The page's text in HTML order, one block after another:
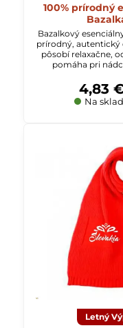
100% prírodný
Bazalkový
prírodný, autentický
pôsobí relaxačne,
pomáha pri
Na
4,83
Letný